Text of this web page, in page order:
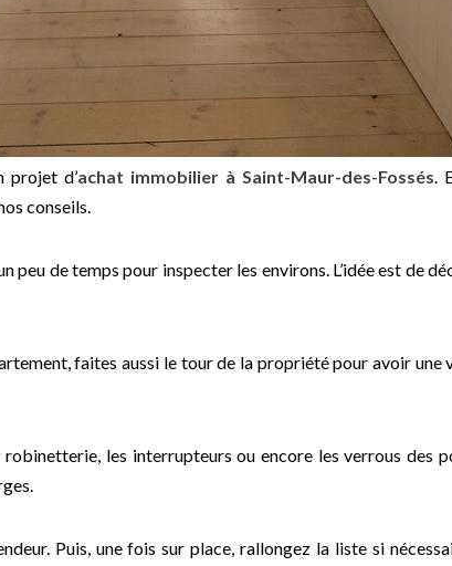
projet d’achat immobilier à Saint-Maur-des-Fossés.
conseils.
peu de temps pour inspecter les environs. L’idée est
faites aussi le tour de la propriété pour avoir
les interrupteurs ou encore les verrous des
Puis, une fois sur place, rallongez la liste si